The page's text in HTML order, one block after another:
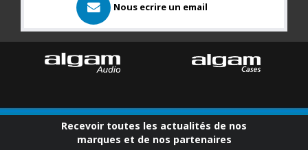
Nous ecrire un email
Recevoir toutes les actualités de nos
marques et de nos partenaires